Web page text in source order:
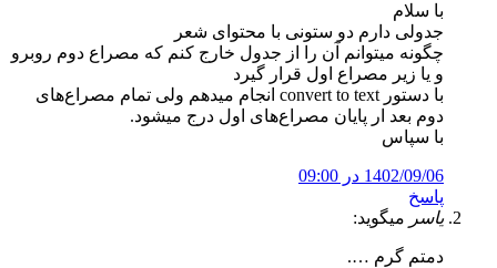
با سلام
جدولی دارم دو ستونی با محتوای شعر
چگونه میتوانم آن را از جدول خارج کنم که مصراع دوم روبرو
و یا زیر مصراع اول قرار گیرد
با دستور convert to text انجام میدهم ولی تمام مصراع‌های
دوم بعد ار پایان مصراع‌های اول درج میشود.
با سپاس
1402/09/06 در 09:00
پاسخ
یاسر میگوید:
دمتم گرم ….